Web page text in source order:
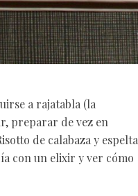
a rajatabla (la
preparar de vez en
de calabaza y espelta
con un elixir y ver cómo